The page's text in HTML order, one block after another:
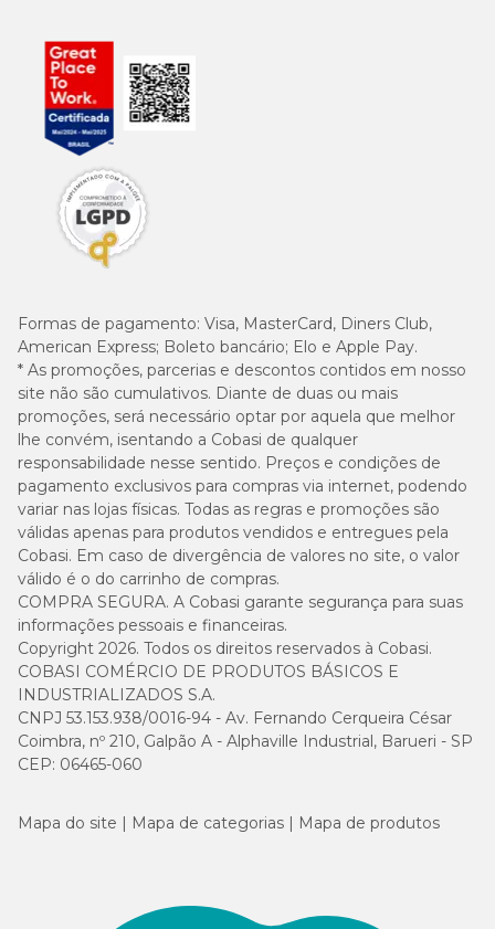
Formas de pagamento: Visa, MasterCard, Diners Club,
American Express; Boleto bancário; Elo e Apple Pay.
* As promoções, parcerias e descontos contidos em nosso
site não são cumulativos. Diante de duas ou mais
promoções, será necessário optar por aquela que melhor
lhe convém, isentando a Cobasi de qualquer
responsabilidade nesse sentido. Preços e condições de
pagamento exclusivos para compras via internet, podendo
variar nas lojas físicas. Todas as regras e promoções são
válidas apenas para produtos vendidos e entregues pela
Cobasi. Em caso de divergência de valores no site, o valor
válido é o do carrinho de compras.
COMPRA SEGURA. A Cobasi garante segurança para suas
informações pessoais e financeiras.
Copyright 2026. Todos os direitos reservados à Cobasi.
COBASI COMÉRCIO DE PRODUTOS BÁSICOS E
INDUSTRIALIZADOS S.A.
CNPJ 53.153.938/0016-94 - Av. Fernando Cerqueira César
Coimbra, nº 210, Galpão A - Alphaville Industrial, Barueri - SP
CEP: 06465-060
Mapa do site Mapa de categorias Mapa de produtos